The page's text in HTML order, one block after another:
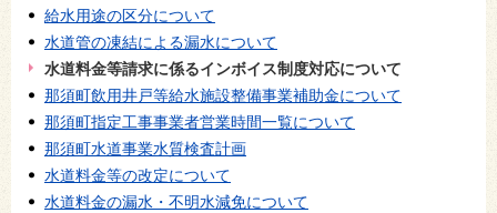
給水用途の区分について
水道管の凍結による漏水について
水道料金等請求に係るインボイス制度対応について
那須町飲用井戸等給水施設整備事業補助金について
那須町指定工事事業者営業時間一覧について
那須町水道事業水質検査計画
水道料金等の改定について
水道料金の漏水・不明水減免について